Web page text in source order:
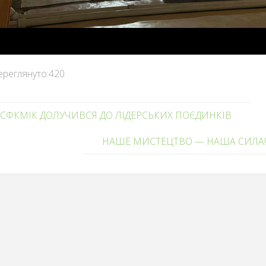
420
СФКМІК ДОЛУЧИВСЯ ДО ЛІДЕРСЬКИХ ПОЄДИНКІВ
НАШЕ МИСТЕЦТВО — НАША СИЛА!